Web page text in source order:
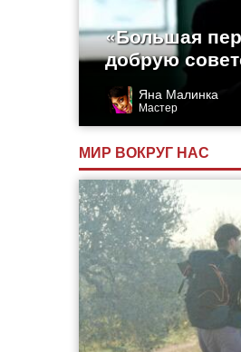
«Большая
добрую
Яна Малинка
Мастер
МИР ВОКРУГ НАС